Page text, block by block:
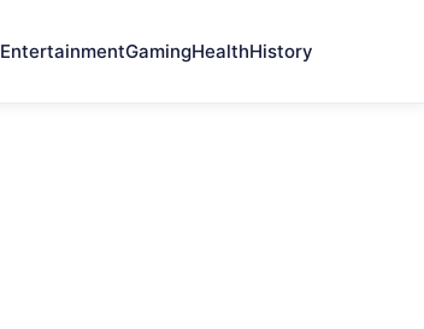
EntertainmentGamingHealthHistory